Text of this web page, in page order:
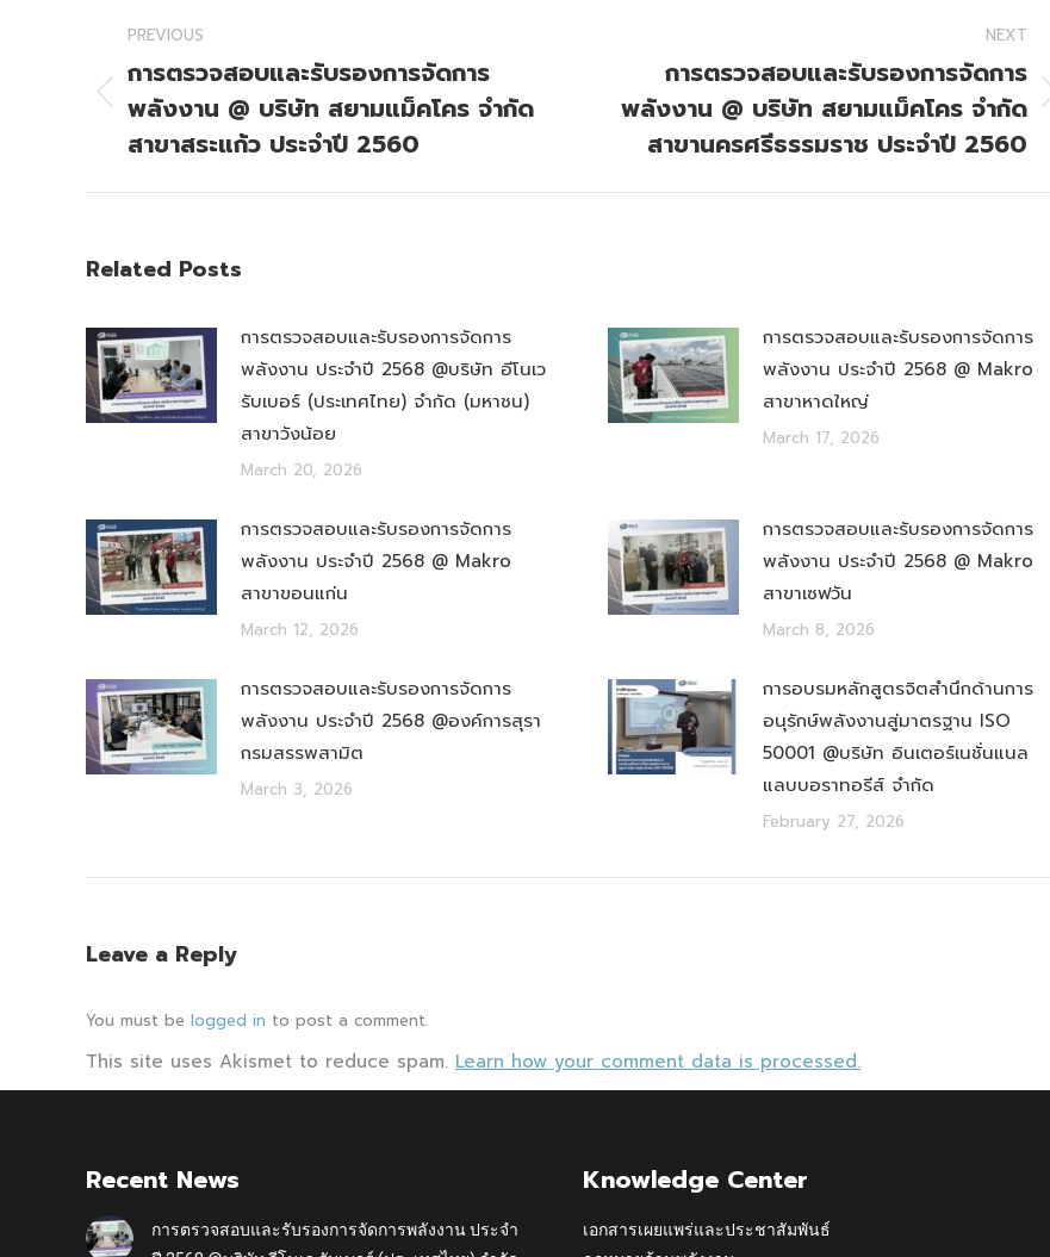
navigation
PREVIOUS
Previous
post:
การตรวจสอบและรับรองการจัดการ
พลังงาน @ บริษัท สยามแม็คโคร จำกัด
สาขาสระแก้ว ประจำปี 2560
NEXT
Next
post:
การตรวจสอบและรับรองการจัดการ
พลังงาน @ บริษัท สยามแม็คโคร จำกัด
สาขานครศรีธรรมราช ประจำปี 2560
Related Posts
การตรวจสอบและรับรองการจัดการ
พลังงาน ประจำปี 2568 @บริษัท อีโนเว
รับเบอร์ (ประเทศไทย) จำกัด (มหาชน)
สาขาวังน้อย
March 20, 2026
การตรวจสอบและรับรองการจัดการ
พลังงาน ประจำปี 2568 @ Makro
สาขาหาดใหญ่
March 17, 2026
การตรวจสอบและรับรองการจัดการ
พลังงาน ประจำปี 2568 @ Makro
สาขาขอนแก่น
March 12, 2026
การตรวจสอบและรับรองการจัดการ
พลังงาน ประจำปี 2568 @ Makro
สาขาเซฟวัน
March 8, 2026
การตรวจสอบและรับรองการจัดการ
พลังงาน ประจำปี 2568 @องค์การสุรา
กรมสรรพสามิต
March 3, 2026
การอบรมหลักสูตรจิตสำนึกด้านการ
อนุรักษ์พลังงานสู่มาตรฐาน ISO
50001 @บริษัท อินเตอร์เนชั่นแนล
แลบบอราทอรีส์ จำกัด
February 27, 2026
Leave a Reply
You must be logged in to post a comment.
This site uses Akismet to reduce spam. Learn how your comment data is processed.
Recent News
การตรวจสอบและรับรองการจัดการพลังงาน ประจำ
Knowledge Center
เอกสารเผยแพร่และประชาสัมพันธ์